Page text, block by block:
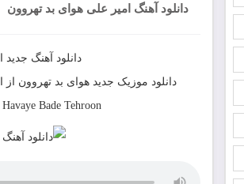
دانلود آهنگ امیر علی هوای بد تهروون
دانلود آهنگ جدید
دانلود موزیک جدید هوای بد تهروون از
Havaye Bade Tehroon